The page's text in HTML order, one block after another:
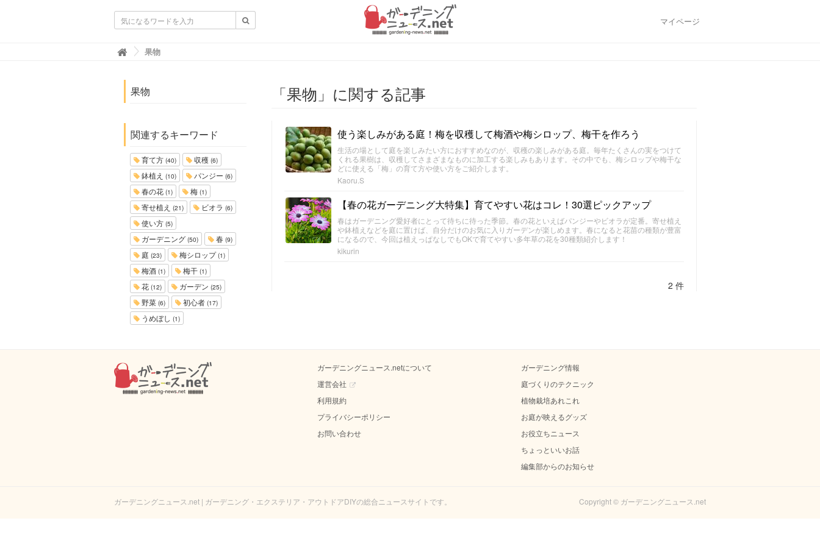
マイページ
ガーデニングニュース.net
果物
果物
関連するキーワード
育て方 (40) 収穫 (6)
鉢植え (10) パンジー (6)
春の花 (1) 梅 (1)
寄せ植え (21) ビオラ (6)
使い方 (5)
ガーデニング (50) 春 (9)
庭 (23) 梅シロップ(1)
梅酒 (1) 梅干 (1)
花 (12) ガーデン (25)
野菜 (6) 初心者 (17)
うめぼし (1)
「果物」に関する記事
使う楽しみがある庭！梅を収穫して梅酒や梅シロップ、梅干を作ろう
生活の場として庭を楽しみたい方におすすめなのが、収穫の楽しみがある庭。毎年たくさんの実をつけて
くれる果樹は、収穫してさまざまなものに加工する楽しみもあります。その中でも、梅シロップや梅干な
どに使える「梅」の育て方や使い方をご紹介します。
Kaoru.S
【春の花ガーデニング大特集】育てやすい花はコレ！30選ピックアップ
春はガーデニング愛好者にとって待ちに待った季節。春の花といえばパンジーやビオラが定番。寄せ植え
や鉢植えなどを庭に置けば、自分だけのお気に入りガーデンが楽しめます。春になると花苗の種類が豊富
になるので、今回は植えっぱなしでもOKで育てやすい多年草の花を30種類紹介します！
kikurin
2 件
ガーデニングニュース.netについて
運営会社
利用規約
プライバシーポリシー
お問い合わせ
ガーデニング情報
庭づくりのテクニック
植物栽培あれこれ
お庭が映えるグッズ
お役立ちニュース
ちょっといいお話
編集部からのお知らせ
ガーデニングニュース.net | ガーデニング・エクステリア・アウトドアDIYの総合ニュースサイトです。 Copyright © ガーデニングニュース.net